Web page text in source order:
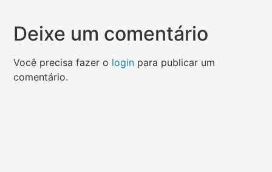
Deixe um comentário
Você precisa fazer o login para publicar um
comentário.